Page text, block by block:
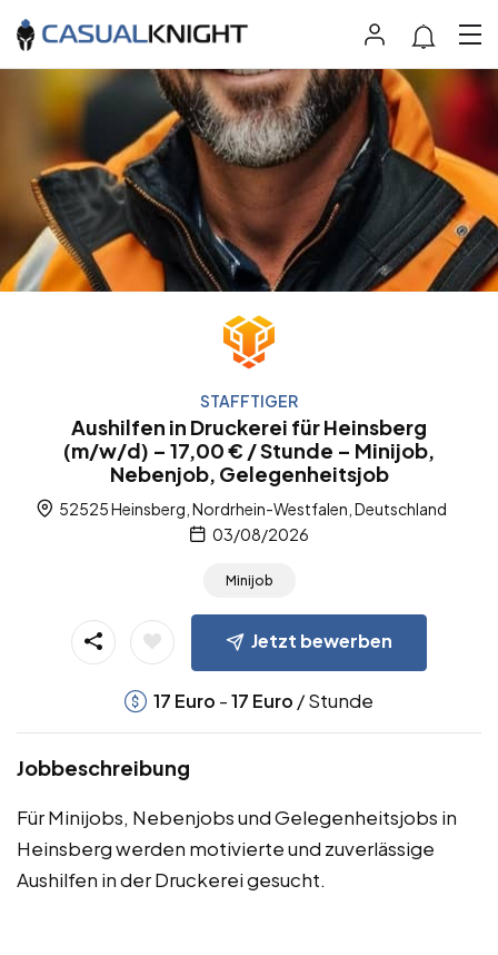
STAFFTIGER
Aushilfen in Druckerei für Heinsberg
(m/w/d) – 17,00 € / Stunde – Minijob,
Nebenjob, Gelegenheitsjob
52525 Heinsberg, Nordrhein-Westfalen, Deutschland
03/08/2026
Minijob
Jetzt bewerben
17 Euro -17 Euro / Stunde
Jobbeschreibung
Für Minijobs, Nebenjobs und Gelegenheitsjobs in
Heinsberg werden motivierte und zuverlässige
Aushilfen in der Druckerei gesucht.